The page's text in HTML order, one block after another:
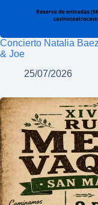
Concierto Natalia
& Joe
25/07/2026